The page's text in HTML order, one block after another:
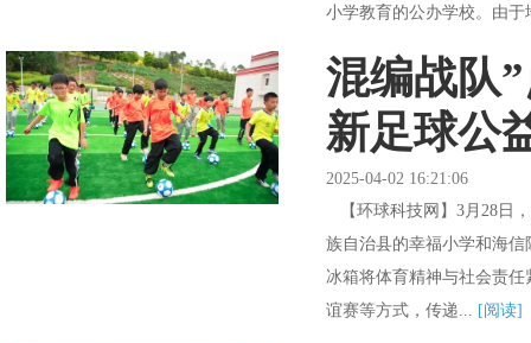
小学教育的公办学校。由
混编战队
新足球公
2025-04-02 16:21:06
【环球科技网】3月28日
族自治县的幸福小学和海
冰箱将体育精神与社会责
谊赛等方式，传递... [阅读]